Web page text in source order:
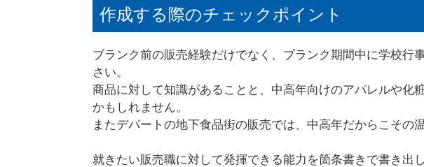
作成する際のチェックポイント
ブランク前の販売経験だけでなく、ブランク期間中に学校行
さい。
商品に対して知識があることと、中高年向けのアパレルや化
かもしれません。
またデパートの地下食品街の販売では、中高年だからこその
就きたい販売職に対して発揮できる能力を箇条書きで書き出